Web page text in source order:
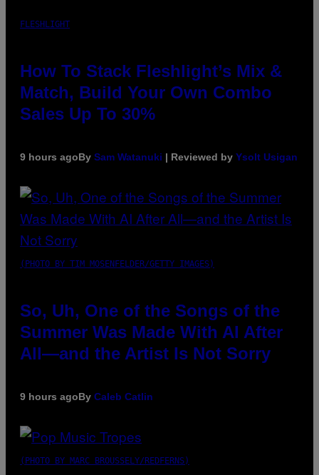
FLESHLIGHT
How To Stack Fleshlight’s Mix &
Match, Build Your Own Combo
Sales Up To 30%
9 hours agoBy Sam Watanuki | Reviewed by Ysolt Usigan
(PHOTO BY TIM MOSENFELDER/GETTY IMAGES)
So, Uh, One of the Songs of the
Summer Was Made With AI After
All—and the Artist Is Not Sorry
9 hours agoBy Caleb Catlin
(PHOTO BY MARC BROUSSELY/REDFERNS)